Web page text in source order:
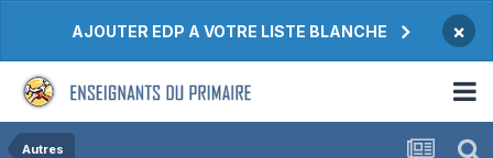
AJOUTER EDP A VOTRE LISTE BLANCHE ×
Autres